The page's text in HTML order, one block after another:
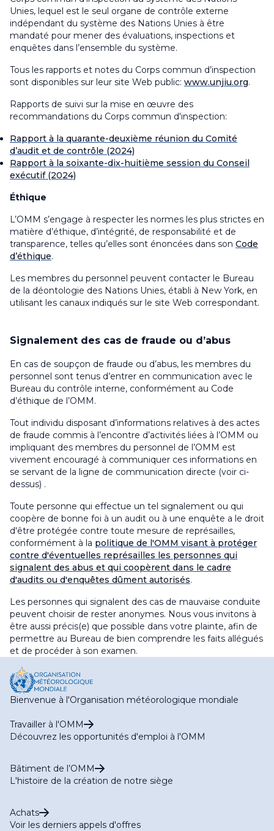
Unies, lequel est le seul organe de contrôle externe
indépendant du système des Nations Unies à être
mandaté pour mener des évaluations, inspections et
enquêtes dans l’ensemble du système.
Tous les rapports et notes du Corps commun d’inspection
sont disponibles sur leur site Web public: www.unjiu.org.
Rapports de suivi sur la mise en œuvre des
recommandations du Corps commun d'inspection:
Rapport à la quarante-deuxième réunion du Comité
d’audit et de contrôle (2024)
Rapport à la soixante-dix-huitième session du Conseil
exécutif (2024)
Éthique
L’OMM s’engage à respecter les normes les plus strictes en
matière d’éthique, d’intégrité, de responsabilité et de
transparence, telles qu’elles sont énoncées dans son Code
d’éthique.
Les membres du personnel peuvent contacter le Bureau
de la déontologie des Nations Unies, établi à New York, en
utilisant les canaux indiqués sur le site Web correspondant.
Signalement des cas de fraude ou d’abus
En cas de soupçon de fraude ou d’abus, les membres du
personnel sont tenus d’entrer en communication avec le
Bureau du contrôle interne, conformément au Code
d’éthique de l’OMM.
Tout individu disposant d’informations relatives à des actes
de fraude commis à l’encontre d’activités liées à l’OMM ou
impliquant des membres du personnel de l’OMM est
vivement encouragé à communiquer ces informations en
se servant de la ligne de communication directe (voir ci-
dessus) .
Toute personne qui effectue un tel signalement ou qui
coopère de bonne foi à un audit ou à une enquête a le droit
d'être protégée contre toute mesure de représailles,
conformément à la politique de l'OMM visant à protéger
contre d'éventuelles représailles les personnes qui
signalent des abus et qui coopèrent dans le cadre
d'audits ou d'enquêtes dûment autorisés.
Les personnes qui signalent des cas de mauvaise conduite
peuvent choisir de rester anonymes. Nous vous invitons à
être aussi précis(e) que possible dans votre plainte, afin de
permettre au Bureau de bien comprendre les faits allégués
et de procéder à son examen.
Bienvenue à l'Organisation météorologique mondiale
Travailler à l'OMM
Découvrez les opportunités d'emploi à l'OMM
Bâtiment de l’OMM
L'histoire de la création de notre siège
Achats
Voir les derniers appels d'offres